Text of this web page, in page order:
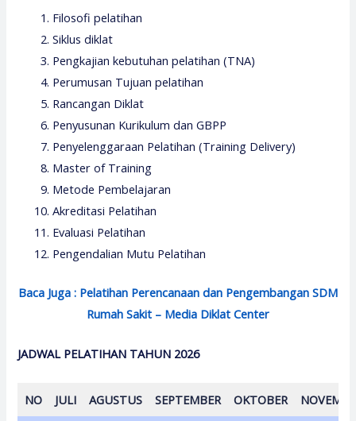
Filosofi pelatihan
Siklus diklat
Pengkajian kebutuhan pelatihan (TNA)
Perumusan Tujuan pelatihan
Rancangan Diklat
Penyusunan Kurikulum dan GBPP
Penyelenggaraan Pelatihan (Training Delivery)
Master of Training
Metode Pembelajaran
Akreditasi Pelatihan
Evaluasi Pelatihan
Pengendalian Mutu Pelatihan
Baca Juga : Pelatihan Perencanaan dan Pengembangan SDM
Rumah Sakit – Media Diklat Center
JADWAL PELATIHAN TAHUN 2026
NO JULI AGUSTUS SEPTEMBER OKTOBER